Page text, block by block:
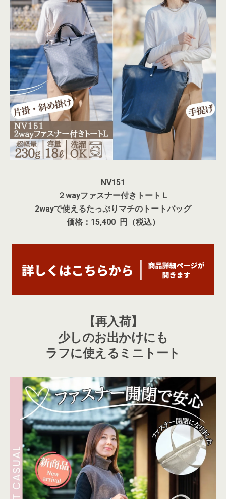
NV151
２wayファスナー付きトートＬ
2wayで使えるたっぷりマチのトートバッグ
価格：15,400 円（税込）
【再入荷】
少しのお出かけにも
ラフに使えるミニトート